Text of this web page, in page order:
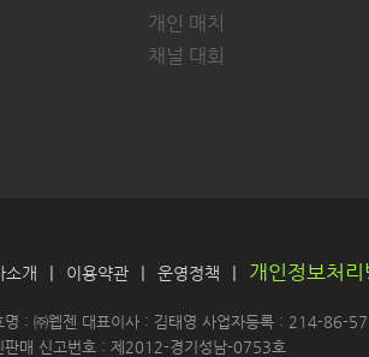
개인 매치
채널 대회
소개 | 이용약관 | 운영정책 | 개인정보처
명 : ㈜웹젠 대표이사 : 김태영 사업자등록 : 214-86-
판매 신고번호 : 제2012-경기성남-0753호